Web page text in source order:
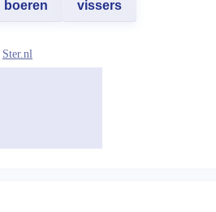
boeren vissers
Ster.nl